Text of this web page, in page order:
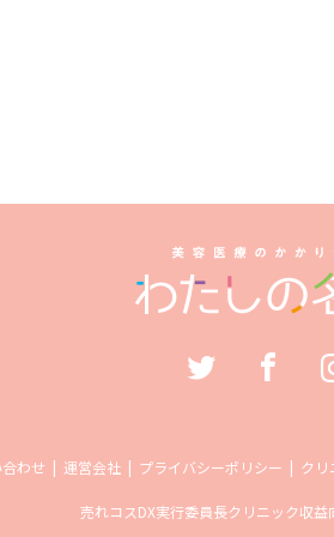
わせ 運営会社 プライバシーポリシー クリ
売れコスDX実行委員長クリニック収益